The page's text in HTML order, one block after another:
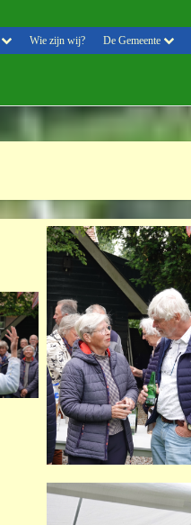
Wie zijn wij? De Gemeente